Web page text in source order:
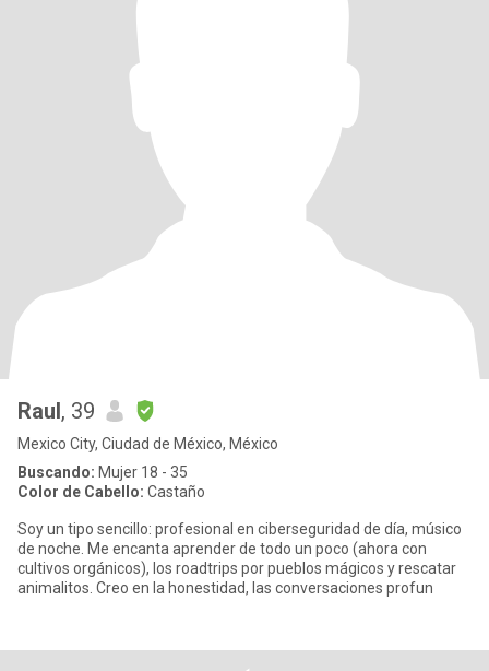
Raul, 39
Mexico City, Ciudad de México, México
Buscando: Mujer 18 - 35
Color de Cabello: Castaño
Soy un tipo sencillo: profesional en ciberseguridad de día, músico
de noche. Me encanta aprender de todo un poco (ahora con
cultivos orgánicos), los roadtrips por pueblos mágicos y rescatar
animalitos. Creo en la honestidad, las conversaciones profun